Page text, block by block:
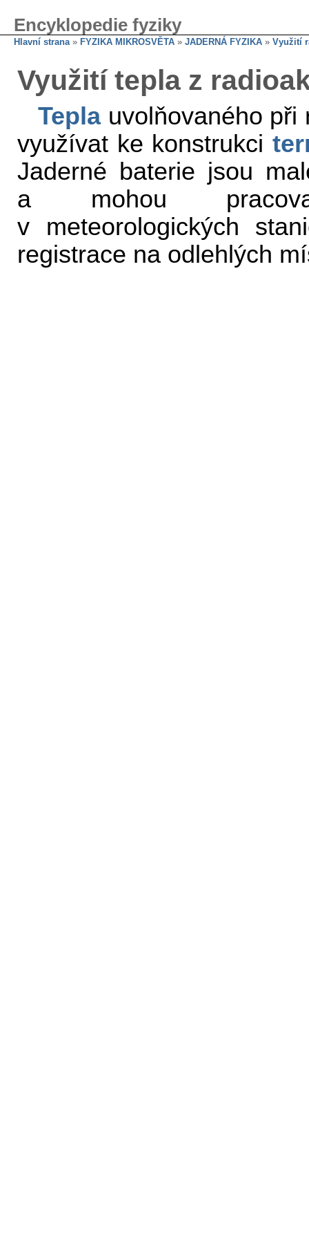
Encyklopedie fyziky
Hlavní strana» FYZIKA MIKROSVĚTA » JADERNÁ FYZIKA » Využití
Využití tepla z
Teplauvolňovaného při
využívat ke konstrukci
Jaderné baterie jsou
a mohou
v meteorologických
registrace na odlehlých